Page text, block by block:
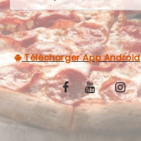
MENTIONS LÉGALES
C.G.V
Télécharger App Android